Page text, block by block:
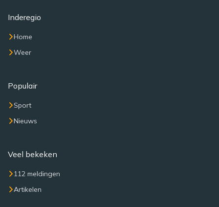
Inderegio
Home
Weer
Populair
Sport
Nieuws
Veel bekeken
112 meldingen
Artikelen